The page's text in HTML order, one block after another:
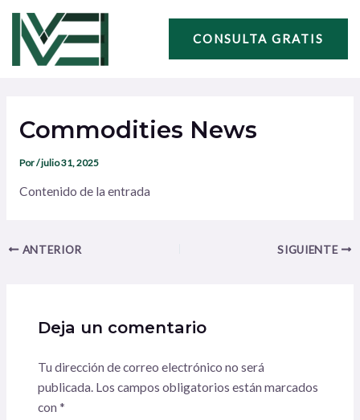
contenido
CONSULTA GRATIS
Commodities News
Por/julio 31, 2025
Contenido de la entrada
entradas
ANTERIOR SIGUIENTE
Deja un comentario
Tu dirección de correo electrónico no será
publicada. Los campos obligatorios están marcados
con *